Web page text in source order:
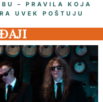
– PRAVILA KOJA
UVEK POŠTUJU